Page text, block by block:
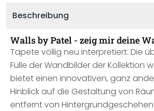
Beschreibung
Walls by Patel - zeig mir deine
Tapete völlig neu interpretiert: Die
Fülle der Wandbilder der Kollektion
bietet einen innovativen, ganz
Hinblick auf die Gestaltung von
entfernt von